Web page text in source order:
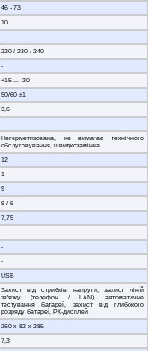
46 - 73
10
220 / 230 / 240
-
+15 ... -20
50/60 ±1
3,6
Негерметизована, не вимагає технічного
обслуговування, швидкозамінна
12
1
9
9 / 5
7,75
-
-
USB
Захист від стрибків напруги, захист ліній
зв'язку (телефон / LAN), автоматичне
тестування батареї, захист від глибокого
розряду батареї, РК-дисплей
260 х 82 х 285
7,3